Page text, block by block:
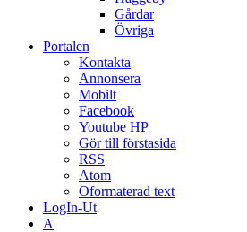
Gårdar
Övriga
Portalen
Kontakta
Annonsera
Mobilt
Facebook
Youtube HP
Gör till förstasida
RSS
Atom
Oformaterad text
LogIn-Ut
A